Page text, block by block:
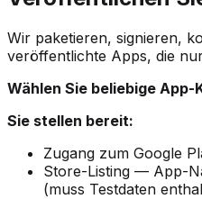
Wir paketieren, signieren,
veröffentlichte Apps, die
Wählen Sie beliebige App-
Sie stellen bereit:
Zugang zum Google
Store-Listing — App-
(muss Testdaten